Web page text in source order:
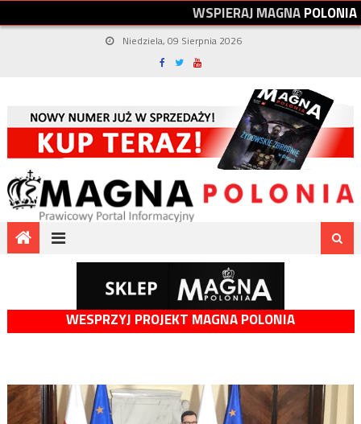
WSPIERAJMAGNAPOLONIA
Niedziela, 09 Sierpnia 2026
WESPRZYJ PROJEKT MAGNA POLONIA